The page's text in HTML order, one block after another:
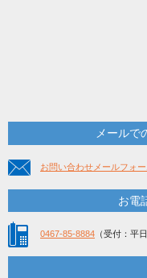
メールで
お問い合わせメールフォー
お電
0467-85-8884 （受付：平